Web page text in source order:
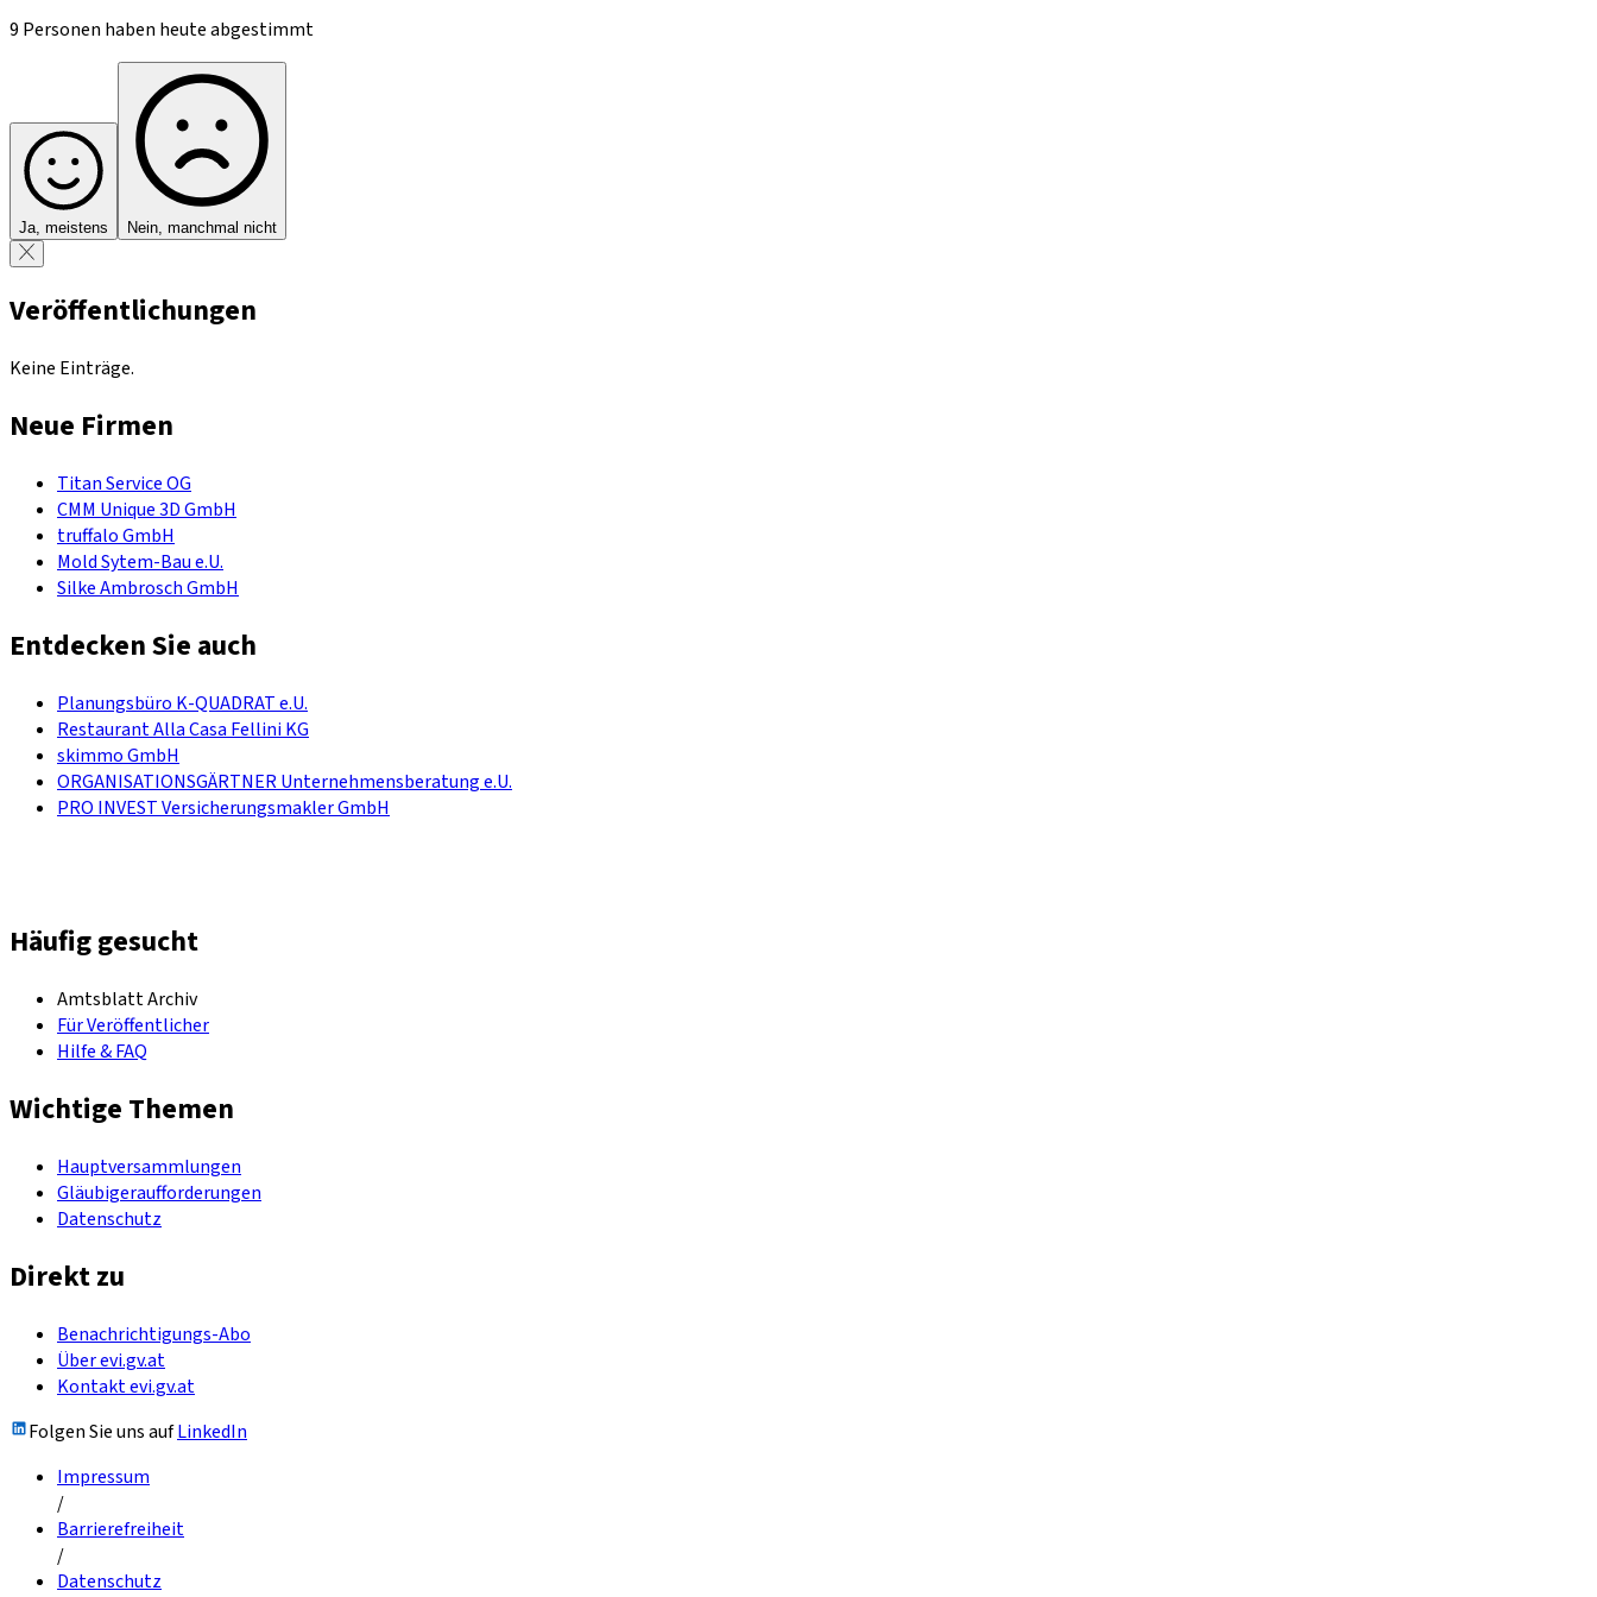
9 Personen haben heute abgestimmt
Ja, meistens Nein, manchmal nicht
Veröffentlichungen
Keine Einträge.
Neue Firmen
Titan Service OG
CMM Unique 3D GmbH
truffalo GmbH
Mold Sytem-Bau e.U.
Silke Ambrosch GmbH
Entdecken Sie auch
Planungsbüro K-QUADRAT e.U.
Restaurant Alla Casa Fellini KG
skimmo GmbH
ORGANISATIONSGÄRTNER Unternehmensberatung e.U.
PRO INVEST Versicherungsmakler GmbH
Häufig gesucht
Amtsblatt Archiv
Für Veröffentlicher
Hilfe & FAQ
Wichtige Themen
Hauptversammlungen
Gläubigeraufforderungen
Datenschutz
Direkt zu
Benachrichtigungs-Abo
Über evi.gv.at
Kontakt evi.gv.at
Folgen Sie uns aufLinkedIn
Impressum
/
Barrierefreiheit
/
Datenschutz